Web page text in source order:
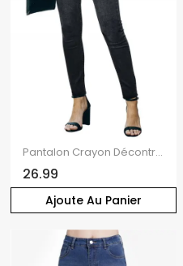
Ajoute Au Panier
Pantalon Crayon Décontracté Zippé avec Multi-Poches en Denim
26.99